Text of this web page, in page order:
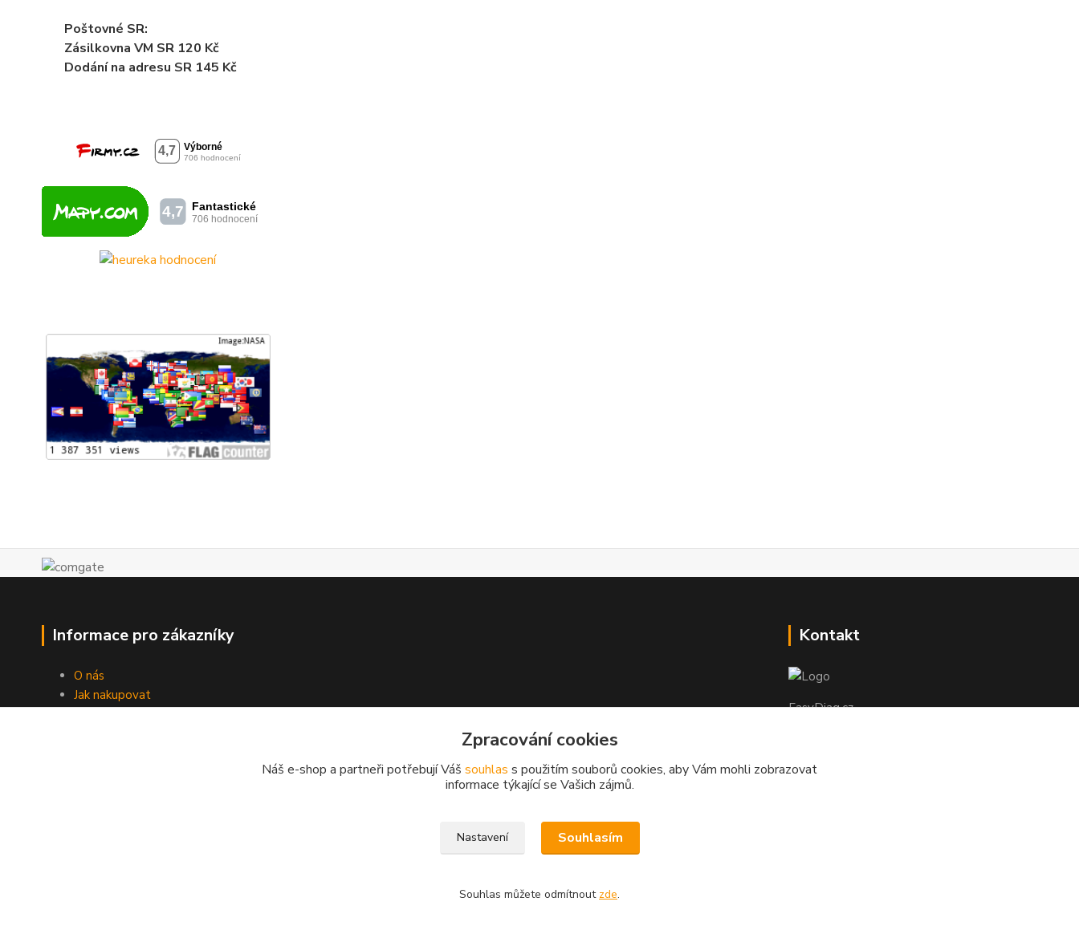
Poštovné SR:
Zásilkovna VM SR 120 Kč
Dodánína adresu SR 145 Kč
Informace pro zákazníky
O nás
Jak nakupovat
Kontakt
EasyDiag.cz
Zpracování cookies
Náš e-shop a partneři potřebují Váš souhlas s použitím souborů cookies, aby Vám mohli zobrazovat
informace týkající se Vašich zájmů.
Nastavení Souhlasím
Souhlas můžete odmítnout zde.